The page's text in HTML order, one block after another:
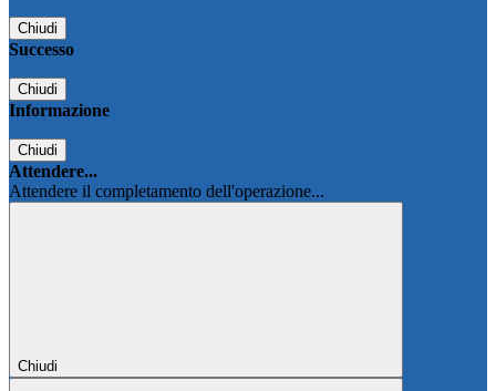
Chiudi
Successo
Chiudi
Informazione
Chiudi
Attendere...
Attendere il completamento dell'operazione...
Chiudi